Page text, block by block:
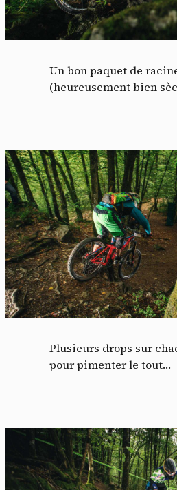
Un bon paquet de
(heureusement bien
Plusieurs drops sur
pour pimenter le tout…